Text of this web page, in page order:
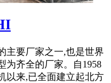
主要厂家之一,也是世界
为齐全的厂家。自1958
以来,已全面建立起北方